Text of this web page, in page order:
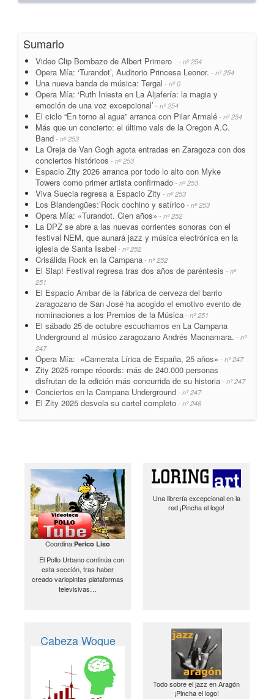
Sumario
Video Clip Bombazo de Albert Primero - nº 254
Opera Mía: ‘Turandot’, Auditorio Princesa Leonor. - nº 254
Una nueva banda de música: Tergal - nº 0
Opera Mía: ‘Ruth Iniesta en La Aljafería: la magia y
emoción de una voz excepcional’ - nº 254
El ciclo “En torno al agua” arranca con Pilar Armalé - nº 254
Más que un concierto: el último vals de la Oregon A.C.
Band - nº 253
La Oreja de Van Gogh agota entradas en Zaragoza con dos
conciertos históricos - nº 253
Espacio Zity 2026 arranca por todo lo alto con Myke
Towers como primer artista confirmado - nº 253
Viva Suecia regresa a Espacio Zity - nº 253
Los Blandengües:’Rock cochino y satírico - nº 253
Opera Mía: «Turandot. Cien años» - nº 252
La DPZ se abre a las nuevas corrientes sonoras con el
festival NEM, que aunará jazz y música electrónica en la
iglesia de Santa Isabel - nº 252
Crisálida Rock en la Campana - nº 252
El Slap! Festival regresa tras dos años de paréntesis - nº
251
El Espacio Ambar de la fábrica de cerveza del barrio
zaragozano de San José ha acogido el emotivo evento de
nominaciones a los Premios de la Música - nº 251
El sábado 25 de octubre escuchamos en La Campana
Underground al músico zaragozano Andrés Macnamara. - nº
247
Ópera Mía: «Camerata Lírica de España, 25 años» - nº 247
Zity 2025 rompe récords: más de 240.000 personas
disfrutan de la edición más concurrida de su historia - nº 247
Conciertos en la Campana Underground - nº 247
El Zity 2025 desvela su cartel completo - nº 246
Coordina:Perico Liso
El Pollo Urbano continúa con
esta sección, tras haber
creado variopintas plataformas
televisivas…
Una librería excepcional en la
red ¡Pincha el logo!
Cabeza Woque
Todo sobre el jazz en Aragón
¡Pincha el logo!